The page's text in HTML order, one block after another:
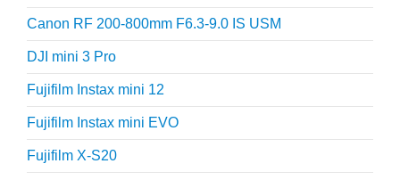
Canon RF 200-800mm F6.3-9.0 IS USM
DJI mini 3 Pro
Fujifilm Instax mini 12
Fujifilm Instax mini EVO
Fujifilm X-S20